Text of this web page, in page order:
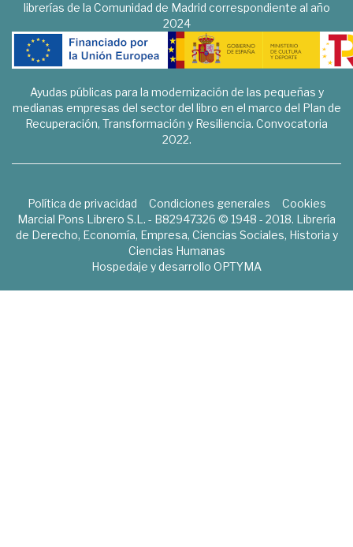
librerías de la Comunidad de Madrid correspondiente al año
2024
Ayudas públicas para la modernización de las pequeñas y
medianas empresas del sector del libro en el marco del Plan de
Recuperación, Transformación y Resiliencia. Convocatoria
2022.
Política de privacidad Condiciones generales
Cookies
Marcial Pons Librero S.L. - B82947326 © 1948 - 2018. Librería
de Derecho, Economía, Empresa, Ciencias Sociales, Historia y
Ciencias Humanas
Hospedaje y desarrollo OPTYMA